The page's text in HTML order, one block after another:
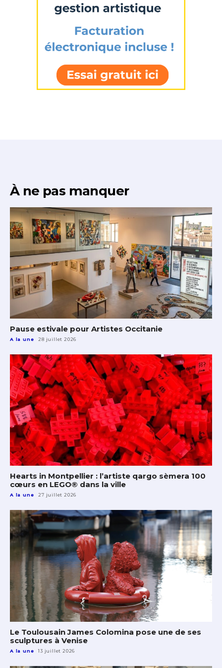
À ne pas manquer
Pause estivale pour Artistes Occitanie
A la une 28 juillet 2026
Hearts in Montpellier : l’artiste qargo sèmera 100
cœurs en LEGO® dans la ville
A la une 27 juillet 2026
Le Toulousain James Colomina pose une de ses
sculptures à Venise
A la une 13 juillet 2026